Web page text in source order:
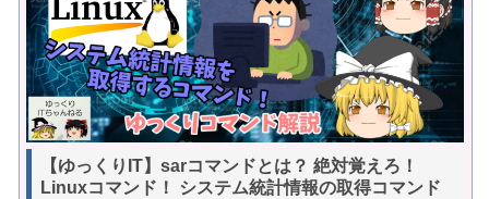
【ゆっくりIT】sarコマンドとは？ 絶対覚えろ！
Linuxコマンド！ システム統計情報の取得コマンド